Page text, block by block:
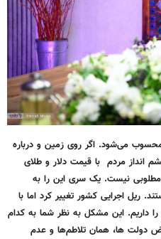
می‌شود. اگر روی زمین و درباره
انداز مردم با قیمت دلار و طلای
مطلوبی نیست. یک سری این را به
ریل اجرایی کشور تغییر کرد اما با
را داریم. این مشکل به نظر شما به کدام
دولت ها، همان تلاطم‌ها و عدم